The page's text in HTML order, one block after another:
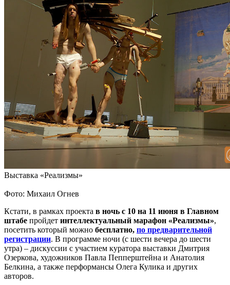
Выставка «Реализмы»
Фото: Михаил Огнев
Кстати, в рамках проекта в ночь с 10 на 11 июня в Главном
штабе пройдет интеллектуальный марафон «Реализмы»,
посетить который можно бесплатно, по предварительной
регистрации. В программе ночи (с шести вечера до шести
утра) – дискуссии с участием куратора выставки Дмитрия
Озеркова, художников Павла Пепперштейна и Анатолия
Белкина, а также перформансы Олега Кулика и других
авторов.